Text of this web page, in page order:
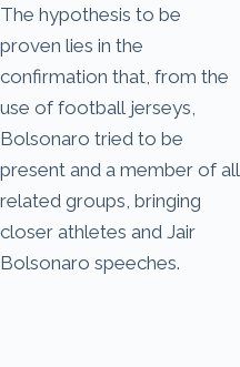
The hypothesis to be
proven lies in the
confirmation that, from the
use of football jerseys,
Bolsonaro tried to be
present and a member of all
related groups, bringing
closer athletes and Jair
Bolsonaro speeches.